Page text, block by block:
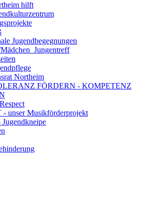
hilft
Jugendbegegnungen
Northeim
FÖRDERN - KOMPETENZ
unser Musikförderprojekt